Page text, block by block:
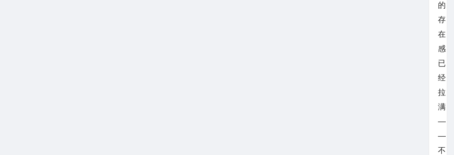
的
存
在
感
已
经
拉
满
—
—
不